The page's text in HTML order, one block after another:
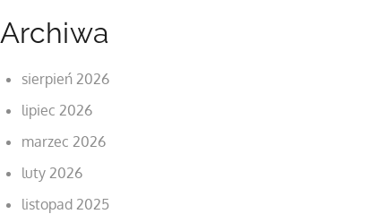
Archiwa
sierpień 2026
lipiec 2026
marzec 2026
luty 2026
listopad 2025